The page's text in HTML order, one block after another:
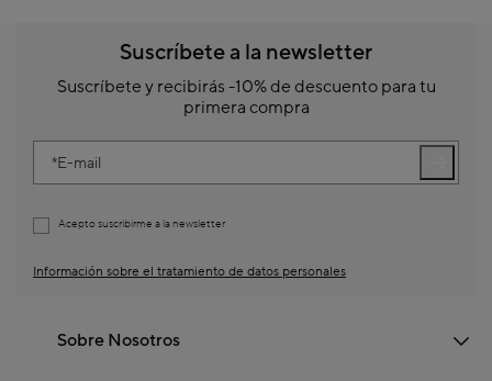
Suscríbete a la newsletter
Suscríbete y recibirás -10% de descuento para tu
primera compra
E-mail
Acepto suscribirme a la newsletter
Información sobre el tratamiento de datos personales
Sobre Nosotros